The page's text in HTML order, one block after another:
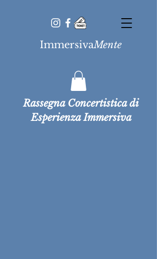
Rassegna Concertistica di
Esperienza Immersiva
ImmersivaMente